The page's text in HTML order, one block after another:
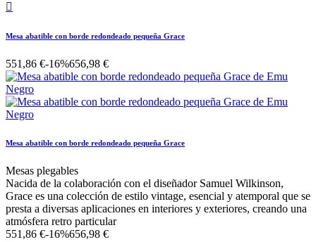

Mesa abatible con borde redondeado pequeña Grace
551,86 €-16%656,98 €
Mesa abatible con borde redondeado pequeña Grace
Mesas plegables
Nacida de la colaboración con el diseñador Samuel Wilkinson,
Grace es una colección de estilo vintage, esencial y atemporal que se
presta a diversas aplicaciones en interiores y exteriores, creando una
atmósfera retro particular
551,86 €-16%656,98 €